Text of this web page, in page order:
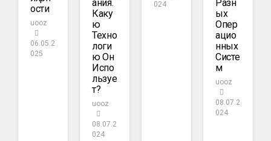
Ости
uooz
06.05.2
025
Ания.
Каку
Ю
Техно
Логи
Ю Он
Испо
Льзуе
Т?
uooz
08.07.2
024
024
Разн
Ых
Опер
Ацио
Нных
Систе
М
uooz
08.07.2
024